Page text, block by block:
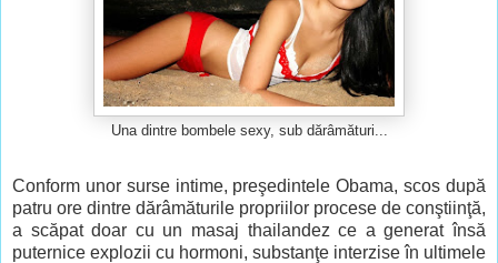
Una dintre bombele sexy, sub dărâmături...
Conform unor surse intime, preşedintele Obama, scos după
patru ore dintre dărâmăturile propriilor procese de conştiinţă,
a scăpat doar cu un masaj thailandez ce a generatînsă
puternice explozii cu hormoni, substanţe interzise în ultimele